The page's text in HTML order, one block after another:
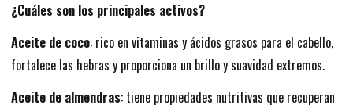
¿Cuáles son los principales activos?
Aceite de coco: rico en vitaminas y ácidos grasos para el cabello,
fortalece las hebras y proporciona un brillo y suavidad extremos.
Aceite de almendras: tiene propiedades nutritivas que recuperan